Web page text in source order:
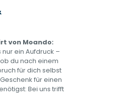
von Moando:
ein Aufdruck –
du nach einem
für dich selbst
für einen
Bei uns trifft